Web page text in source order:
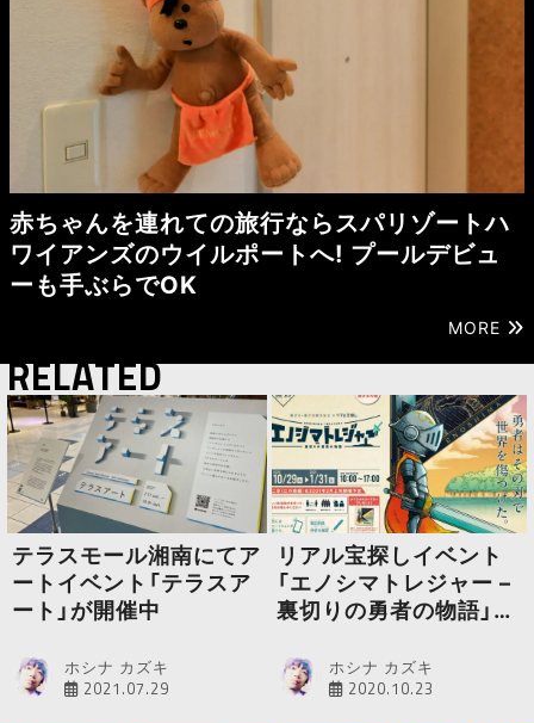
赤ちゃんを連れての旅行ならスパリゾートハ
ワイアンズのウイルポートへ! プールデビュ
ーも手ぶらでOK
MORE
RELATED
テラスモール湘南にてア
ートイベント「テラスア
ート」が開催中
ホシナ カズキ
2021.07.29
リアル宝探しイベント
「エノシマトレジャー –
裏切りの勇者の物語」が
スタートホシナ カズキ
2020.10.23